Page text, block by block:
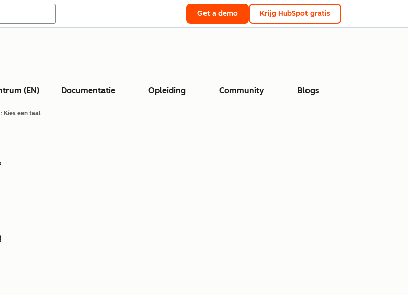
Get a demo Krijg HubSpot gratis
(EN) Documentatie Opleiding Community Blogs
: Kies een taal